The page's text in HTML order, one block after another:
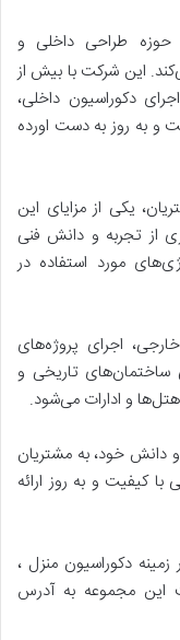
طراحی داخلی و
این شرکت با بیش از
دکوراسیون داخلی،
و به روز به دست اورده
یکی از مزایای این
از تجربه و دانش فنی
مورد استفاده در
اجرای پروژه‌های
ساختمان‌های تاریخی و
و ادارات می‌شود.
دانش خود، به مشتریان
کیفیت و به روز ارائه
دکوراسیون منزل ،
این مجموعه به آدرس